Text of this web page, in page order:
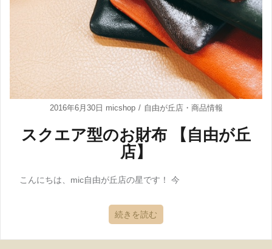
2016年6月30日 micshop 自由が丘店・ 商品情報
スクエア型のお財布 【自由が丘
店】
こんにちは、mic自由が丘店の星です！ 今
続きを読む